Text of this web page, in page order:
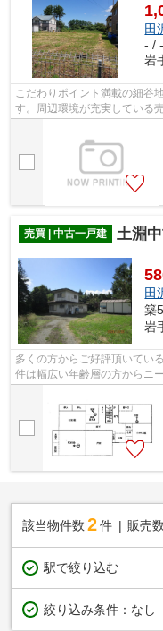
田
- / -
岩
こだわりポイント満載の細谷
す。周辺環境が充実している
売買 | 中古一戸建 土淵
田
築
岩
多くの方からご好評頂いてい
件は幅広い年齢層の方からニ
該当物件数 2件 販売数
駅で絞り込む
絞り込み条件： なし